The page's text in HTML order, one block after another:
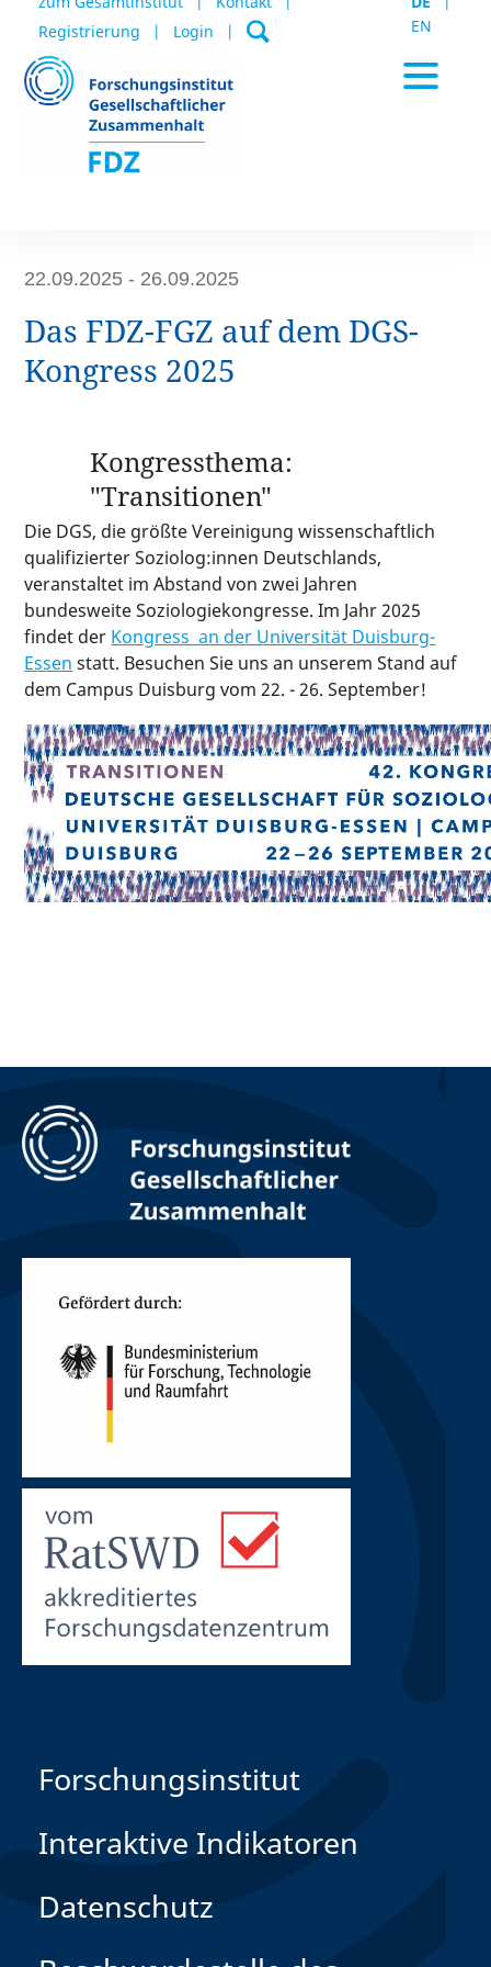
Registrierung
Login
EN
Aktuelles / Termine
Datenportal
Über uns
22.09.2025 - 26.09.2025
Das FDZ-FGZ auf dem DGS-
Kongress 2025
Kongressthema:
"Transitionen"
Die DGS, die größte Vereinigung wissenschaftlich
qualifizierter Soziolog:innen Deutschlands,
veranstaltet im Abstand von zwei Jahren
bundesweite Soziologiekongresse. Im Jahr 2025
findet der Kongress an der Universität Duisburg-
Essen statt. Besuchen Sie uns an unserem Stand auf
dem Campus Duisburg vom 22. - 26. September!
Forschungsinstitut
Interaktive Indikatoren
Datenschutz